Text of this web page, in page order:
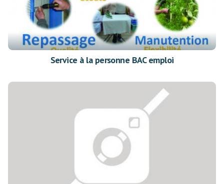
Service à la personne BAC emploi